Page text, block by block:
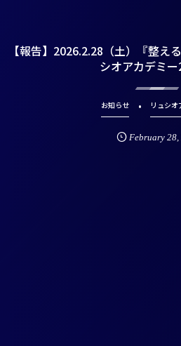
【報告】2026.2.28（土）『整え
シオアカデミー
お知らせ リュシオ
February 28,